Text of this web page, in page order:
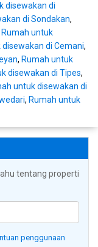
disewakan di
di Sondakan,
Rumah untuk
disewakan di Cemani,
, Rumah untuk
disewakan di Tipes,
untuk disewakan di
, Rumah untuk
tentang properti
penggunaan